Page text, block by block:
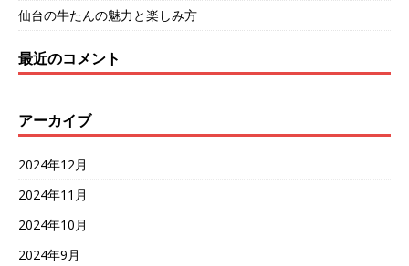
仙台の牛たんの魅力と楽しみ方
最近のコメント
アーカイブ
2024年12月
2024年11月
2024年10月
2024年9月